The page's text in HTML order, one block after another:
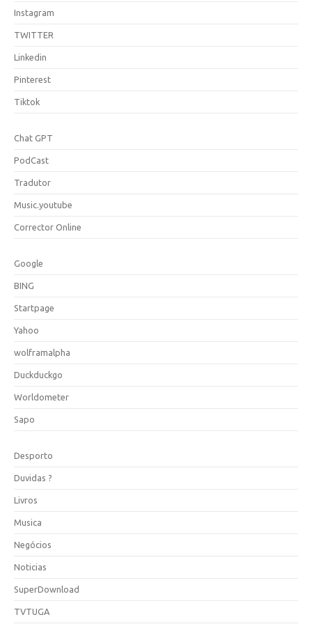
Instagram
TWITTER
Linkedin
Pinterest
Tiktok
Chat GPT
PodCast
Tradutor
Music.youtube
Corrector Online
Google
BING
Startpage
Yahoo
wolframalpha
Duckduckgo
Worldometer
Sapo
Desporto
Duvidas ?
Livros
Musica
Negócios
Noticias
SuperDownload
TVTUGA